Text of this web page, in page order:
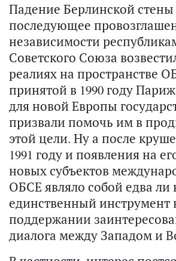
Падение Берлинской стены
последующее
независимости
Советского Союза
реалиях на пространстве
принятой в 1990 году
для новой Европы
призвали помочь им в
этой цели. Ну а после
1991 году и появления на
новых субъектов
ОБСЕ являло собой едва ли
единственный инструмент
поддержании
диалога между Западом и